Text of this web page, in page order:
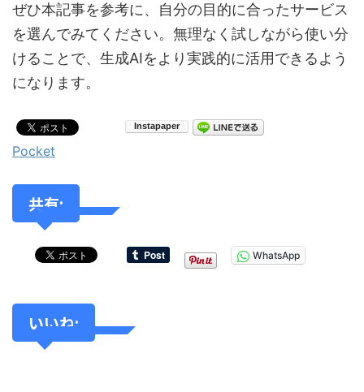
ぜひ本記事を参考に、自分の目的に合ったサービス
を選んでみてください。無理なく試しながら使い分
けることで、生成AIをより実践的に活用できるよう
になります。
Pocket
共有:
WhatsApp
いいね: